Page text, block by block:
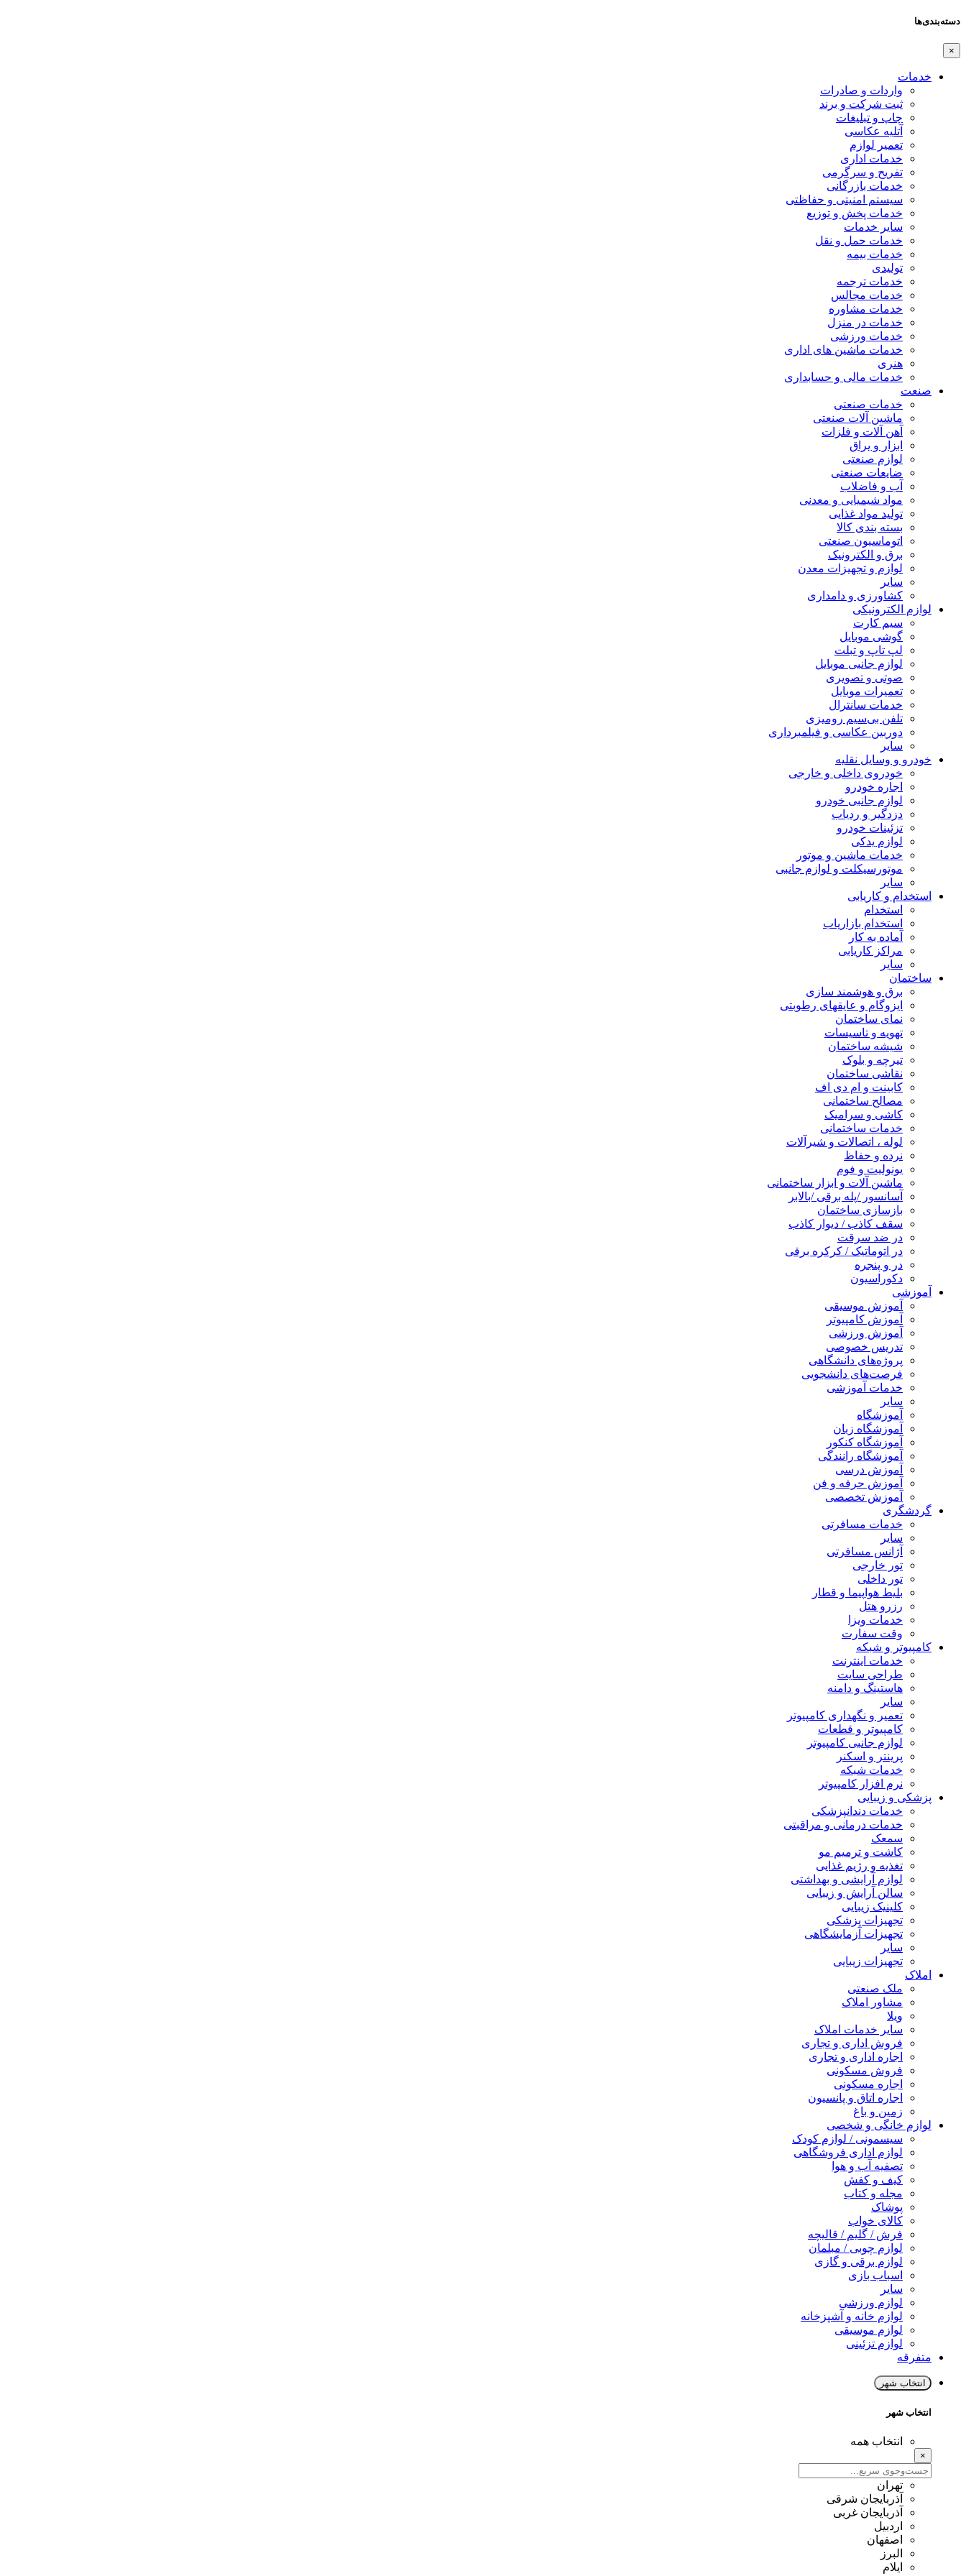
دسته‌بندی‌ها
×
خدمات
واردات و صادرات
ثبت شرکت و برند
چاپ و تبلیغات
آتلیه عکاسی
تعمیر لوازم
خدمات اداری
تفریح و سرگرمی
خدمات بازرگانی
سیستم امنیتی و حفاظتی
خدمات پخش و توزیع
سایر خدمات
خدمات حمل و نقل
خدمات بیمه
تولیدی
خدمات ترجمه
خدمات مجالس
خدمات مشاوره
خدمات در منزل
خدمات ورزشی
خدمات ماشین های اداری
هنری
خدمات مالی و حسابداری
صنعت
خدمات صنعتی
ماشین آلات صنعتی
آهن آلات و فلزات
ابزار و یراق
لوازم صنعتی
ضایعات صنعتی
آب و فاضلاب
مواد شیمیایی و معدنی
تولید مواد غذایی
بسته بندی کالا
اتوماسیون صنعتی
برق و الکترونیک
لوازم و تجهیزات معدن
سایر
کشاورزی و دامداری
لوازم الکترونیکی
سیم کارت
گوشی موبایل
لپ تاپ و تبلت
لوازم جانبی موبایل
صوتی و تصویری
تعمیرات موبایل
خدمات سانترال
تلفن بی‌سیم رومیزی
دوربین عکاسی و فیلمبرداری
سایر
خودرو و وسایل نقلیه
خودروی داخلی و خارجی
اجاره خودرو
لوازم جانبی خودرو
دزدگیر و ردیاب
تزئینات خودرو
لوازم یدکی
خدمات ماشین و موتور
موتورسیکلت و لوازم جانبی
سایر
استخدام و کاریابی
استخدام
استخدام بازاریاب
آماده به کار
مراکز کاریابی
سایر
ساختمان
برق و هوشمند سازی
ایزوگام و عایقهای رطوبتی
نمای ساختمان
تهویه و تاسیسات
شیشه ساختمان
تیرچه و بلوک
نقاشی ساختمان
کابینت و ام دی اف
مصالح ساختمانی
کاشی و سرامیک
خدمات ساختمانی
لوله ، اتصالات و شیرآلات
نرده و حفاظ
یونولیت و فوم
ماشین آلات و ابزار ساختمانی
آسانسور /پله برقی /بالابر
بازسازی ساختمان
سقف کاذب / دیوار کاذب
در ضد سرقت
در اتوماتیک / کرکره برقی
در و پنجره
دکوراسیون
آموزشی
آموزش موسیقی
آموزش کامپیوتر
آموزش ورزشی
تدریس خصوصی
پروژه‌های دانشگاهی
فرصت‌های دانشجویی
خدمات آموزشی
سایر
آموزشگاه
آموزشگاه زبان
آموزشگاه کنکور
آموزشگاه رانندگی
آموزش درسی
آموزش حرفه و فن
آموزش تخصصی
گردشگری
خدمات مسافرتی
سایر
آژانس مسافرتی
تور خارجی
تور داخلی
بلیط هواپیما و قطار
رزرو هتل
خدمات ویزا
وقت سفارت
کامپیوتر و شبکه
خدمات اینترنت
طراحی سایت
هاستینگ و دامنه
سایر
تعمیر و نگهداری کامپیوتر
کامپیوتر و قطعات
لوازم جانبی کامپیوتر
پرینتر و اسکنر
خدمات شبکه
نرم افزار کامپیوتر
پزشکی و زیبایی
خدمات دندانپزشکی
خدمات درمانی و مراقبتی
سمعک
کاشت و ترمیم مو
تغذیه و رژیم غذایی
لوازم آرایشی و بهداشتی
سالن آرایش و زیبایی
کلینیک زیبایی
تجهیزات پزشکی
تجهیزات آزمایشگاهی
سایر
تجهیزات زیبایی
املاک
ملک صنعتی
مشاور املاک
ویلا
سایر خدمات املاک
فروش اداری و تجاری
اجاره اداری و تجاری
فروش مسکونی
اجاره مسکونی
اجاره اتاق و پانسیون
زمین و باغ
لوازم خانگی و شخصی
سیسمونی / لوازم کودک
لوازم اداری فروشگاهی
تصفیه آب و هوا
کیف و کفش
مجله و کتاب
پوشاک
کالای خواب
فرش / گلیم / قالیچه
لوازم چوبی / مبلمان
لوازم برقی و گازی
اسباب بازی
سایر
لوازم ورزشی
لوازم خانه و آشپزخانه
لوازم موسیقی
لوازم تزئینی
متفرقه
انتخاب شهر
انتخاب شهر
انتخاب همه
×
تهران
آذربایجان شرقی
آذربایجان غربی
اردبیل
اصفهان
البرز
ایلام